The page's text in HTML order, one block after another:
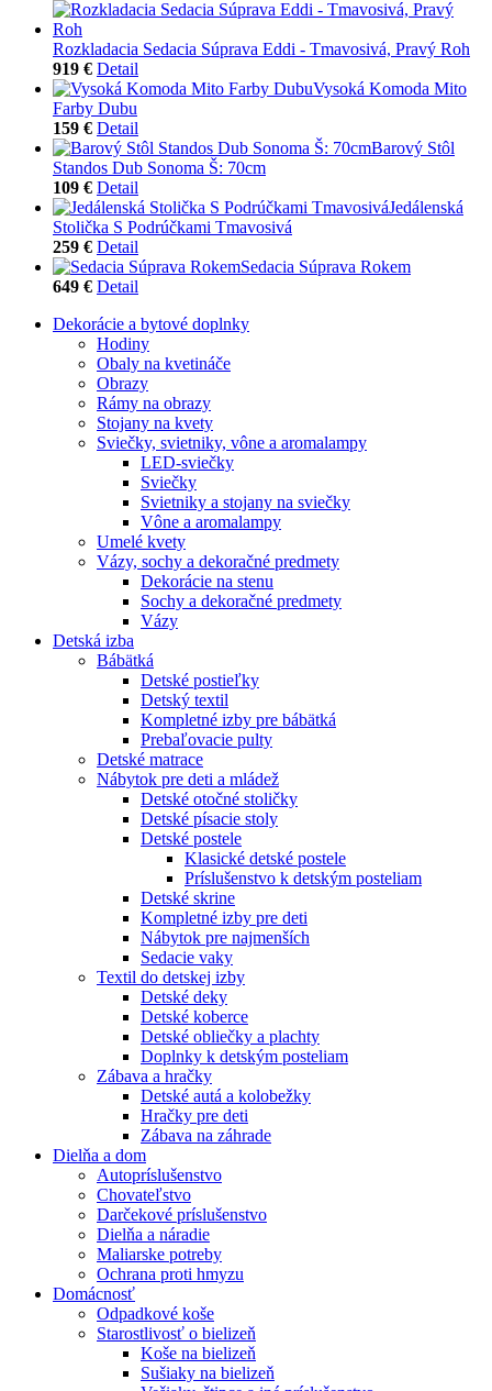
Rozkladacia Sedacia Súprava Eddi - Tmavosivá, Pravý Roh
919 € Detail
Vysoká Komoda Mito
Farby Dubu
159 € Detail
Barový Stôl
Standos Dub Sonoma Š: 70cm
109 € Detail
Jedálenská
Stolička S Podrúčkami Tmavosivá
259 € Detail
Sedacia Súprava Rokem
649 € Detail
Dekorácie a bytové doplnky
Hodiny
Obaly na kvetináče
Obrazy
Rámy na obrazy
Stojany na kvety
Sviečky, svietniky, vône a aromalampy
LED-sviečky
Sviečky
Svietniky a stojany na sviečky
Vône a aromalampy
Umelé kvety
Vázy, sochy a dekoračné predmety
Dekorácie na stenu
Sochy a dekoračné predmety
Vázy
Detská izba
Bábätká
Detské postieľky
Detský textil
Kompletné izby pre bábätká
Prebaľovacie pulty
Detské matrace
Nábytok pre deti a mládež
Detské otočné stoličky
Detské písacie stoly
Detské postele
Klasické detské postele
Príslušenstvo k detským posteliam
Detské skrine
Kompletné izby pre deti
Nábytok pre najmenších
Sedacie vaky
Textil do detskej izby
Detské deky
Detské koberce
Detské obliečky a plachty
Doplnky k detským posteliam
Zábava a hračky
Detské autá a kolobežky
Hračky pre deti
Zábava na záhrade
Dielňa a dom
Autopríslušenstvo
Chovateľstvo
Darčekové príslušenstvo
Dielňa a náradie
Maliarske potreby
Ochrana proti hmyzu
Domácnosť
Odpadkové koše
Starostlivosť o bielizeň
Koše na bielizeň
Sušiaky na bielizeň